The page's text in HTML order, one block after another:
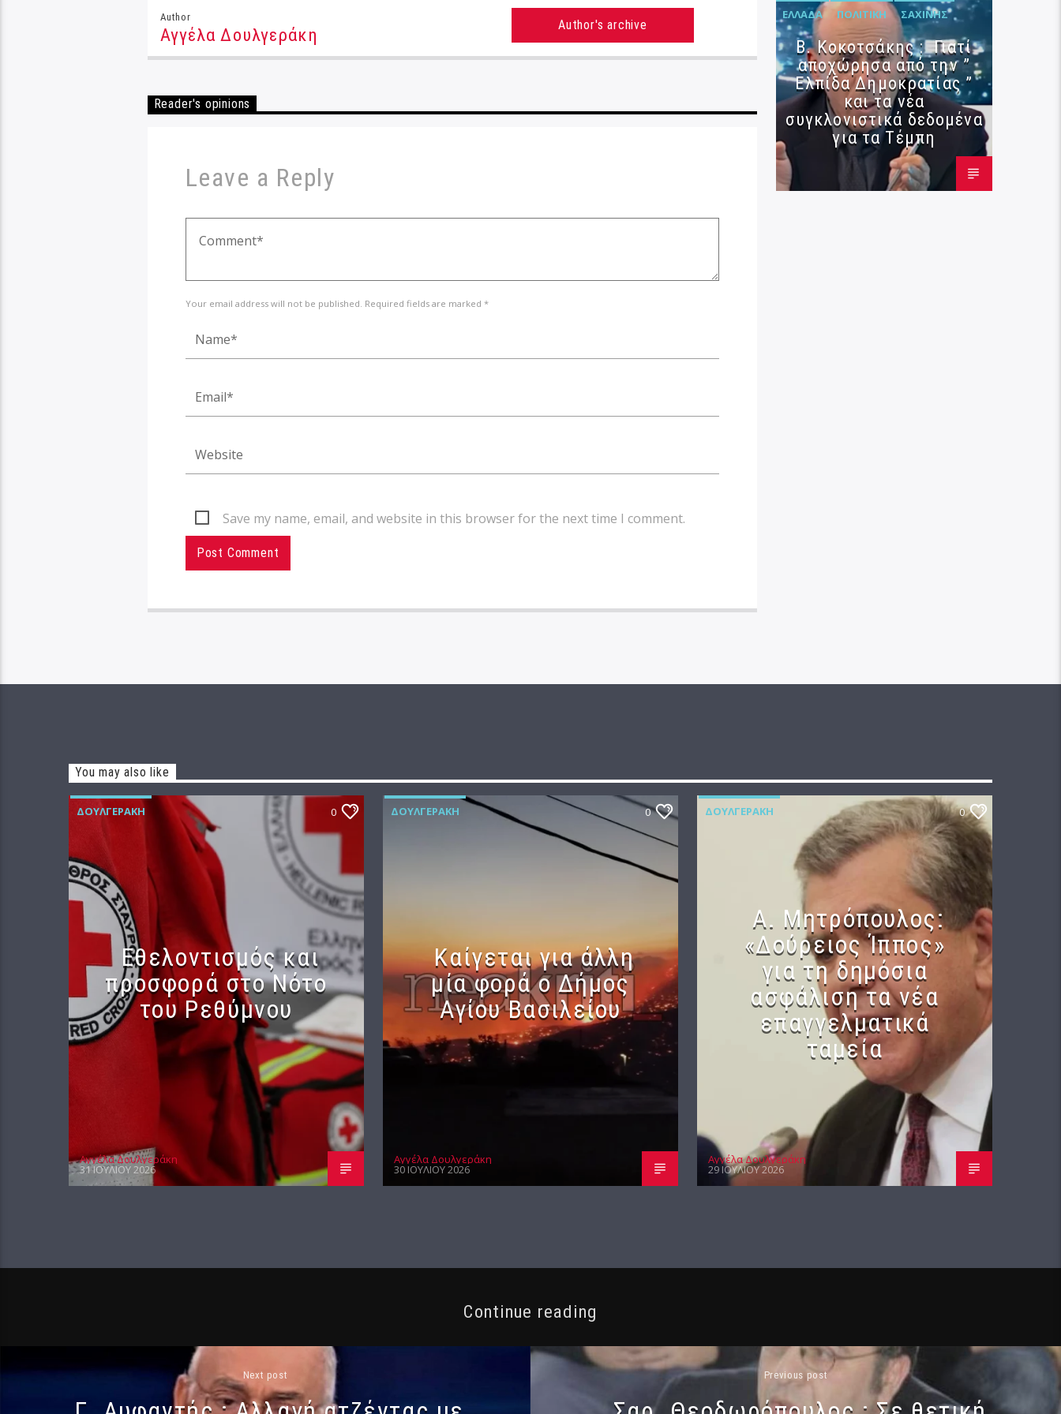
Author
Αγγέλα Δουλγεράκη Author's archive
Reader's opinions
Leave a Reply
Your email address will not be published. Required fields are marked *
Save my name, email, and website in this browser for the next time I comment.
ΕΛΛΆΔΑ ΠΟΛΙΤΙΚΉ ΣΑΧΊΝΗΣ
Β. Κοκοτσάκης : Γιατί
αποχώρησα από την ”
Ελπίδα Δημοκρατίας ”
και τα νέα
συγκλονιστικά δεδομένα
για τα Τέμπη
You may also like
ΔΟΥΛΓΕΡΆΚΗ 0
Εθελοντισμός και
προσφορά στο Νότο
του Ρεθύμνου
Αγγέλα Δουλγεράκη
31 ΙΟΥΛΊΟΥ 2026
ΔΟΥΛΓΕΡΆΚΗ 0
Καίγεται για άλλη
μία φορά ο Δήμος
Αγίου Βασιλείου
Αγγέλα Δουλγεράκη
30 ΙΟΥΛΊΟΥ 2026
ΔΟΥΛΓΕΡΆΚΗ 0
Α. Μητρόπουλος:
«Δούρειος Ίππος»
για τη δημόσια
ασφάλιση τα νέα
επαγγελματικά
ταμεία
Αγγέλα Δουλγεράκη
29 ΙΟΥΛΊΟΥ 2026
Continue reading
Next post Previous post